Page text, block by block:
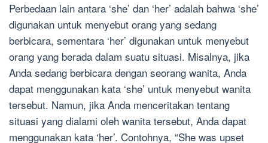
Perbedaan lain antara ‘she’ dan ‘her’ adalah bahwa ‘she’
digunakan untuk menyebut orang yang sedang
berbicara, sementara ‘her’ digunakan untuk menyebut
orang yang berada dalam suatu situasi. Misalnya, jika
Anda sedang berbicara dengan seorang wanita, Anda
dapat menggunakan kata ‘she’ untuk menyebut wanita
tersebut. Namun, jika Anda menceritakan tentang
situasi yang dialami oleh wanita tersebut, Anda dapat
menggunakan kata ‘her’. Contohnya, “She was upset